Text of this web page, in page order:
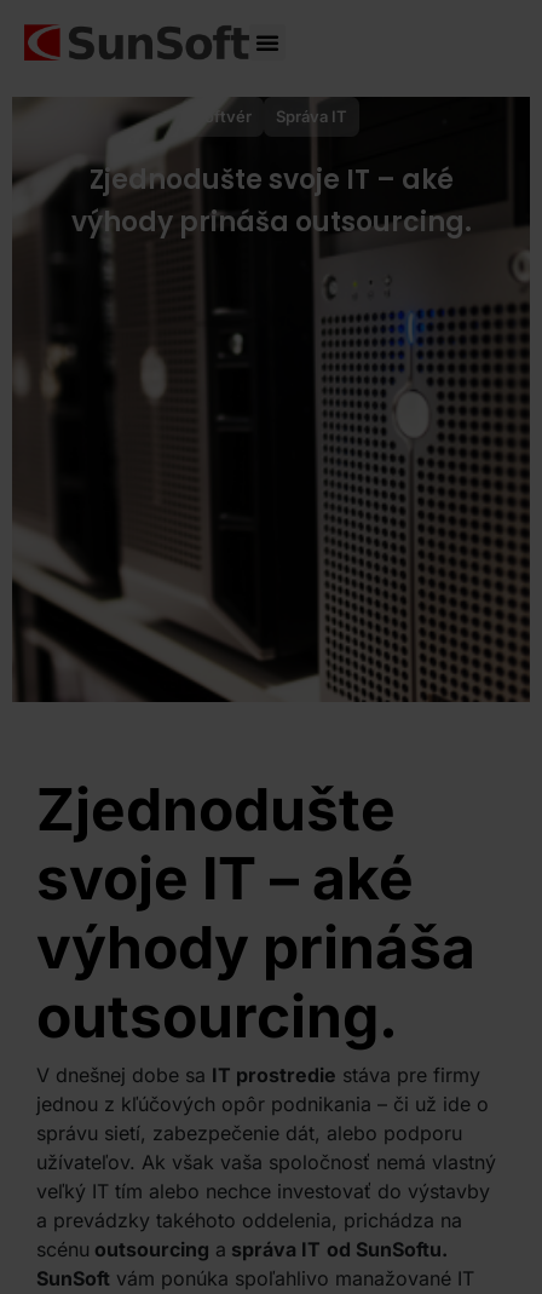
Softvér Správa IT
Zjednodušte svoje IT – aké
výhody prináša outsourcing.
Zjednodušte
svoje IT – aké
výhody prináša
outsourcing.
V dnešnej dobe sa IT prostredie stáva pre firmy
jednou z kľúčových opôr podnikania – či už ide o
správu sietí, zabezpečenie dát, alebo podporu
užívateľov. Ak však vaša spoločnosť nemá vlastný
veľký IT tím alebo nechce investovať do výstavby
a prevádzky takéhoto oddelenia, prichádza na
scénu outsourcing a správa IT od SunSoftu.
SunSoft vám ponúka spoľahlivo manažované IT